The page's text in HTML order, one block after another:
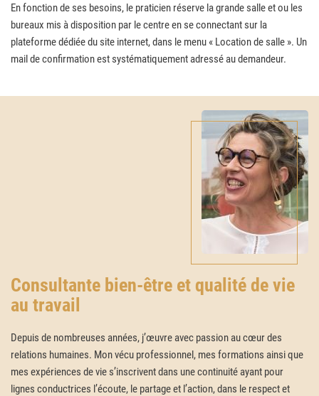
En fonction de ses besoins, le praticien réserve la grande salle et ou les
bureaux mis à disposition par le centre en se connectant sur la
plateforme dédiée du site internet, dans le menu « Location de salle ». Un
mail de confirmation est systématiquement adressé au demandeur.
Consultante bien-être et qualité de vie
au travail
Depuis de nombreuses années, j’œuvre avec passion au cœur des
relations humaines. Mon vécu professionnel, mes formations ainsi que
mes expériences de vie s’inscrivent dans une continuité ayant pour
lignes conductrices l’écoute, le partage et l’action, dans le respect et